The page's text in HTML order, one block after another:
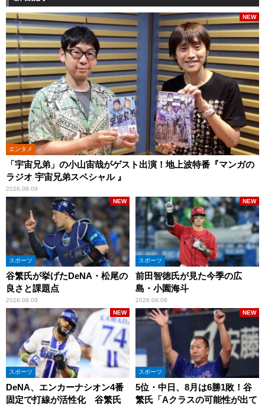
エンタメ
「宇宙兄弟」の小山宙哉がゲスト出演！地上波特番『マンガの
ラジオ 宇宙兄弟スペシャル 』
2026.08.09
NEW
スポーツ
谷繁氏が挙げたDeNA・松尾の
良さと課題点
2026.08.09
NEW
スポーツ
前田智徳氏が見た今季の広
島・小園海斗
2026.08.09
NEW
スポーツ
DeNA、エンカーナシオン4番
固定で打線が活性化 谷繁氏
NEW
スポーツ
5位・中日、8月は6勝1敗！谷
繁氏「Aクラスの可能性が出て
NEW